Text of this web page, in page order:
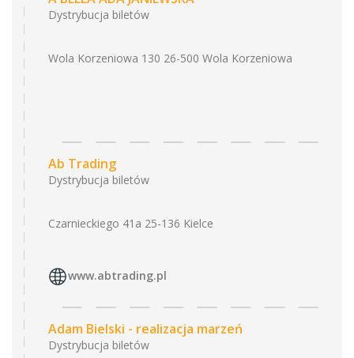
Dystrybucja biletów
Wola Korzeniowa 130 26-500 Wola Korzeniowa
Ab Trading
Dystrybucja biletów
Czarnieckiego 41a 25-136 Kielce
www.abtrading.pl
Adam Bielski - realizacja marzeń
Dystrybucja biletów